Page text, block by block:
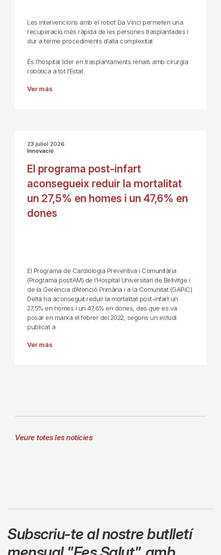
Les intervencions amb el robot Da Vinci permeten una
recuperació més ràpida de les persones trasplantades i
dur a terme procediments d’alta complexitat
És l’hospital líder en trasplantaments renals amb cirurgia
robòtica a tot l’Estat
Ver más
23 juliol 2026
Innovació
El programa post-infart
aconsegueix reduir la mortalitat
un 27,5% en homes i un 47,6% en
dones
El Programa de Cardiologia Preventiva i Comunitària
(Programa postIAM) de l’Hospital Universitari de Bellvitge i
de la Gerència d’Atenció Primària i a la Comunitat (GAPiC)
Delta ha aconseguit reduir la mortalitat post-infart un
27,5% en homes i un 47,6% en dones, des que es va
posar en marxa el febrer del 2022, segons un estudi
publicat a
Ver más
Veure totes les notícies
Subscriu-te al nostre butlletí